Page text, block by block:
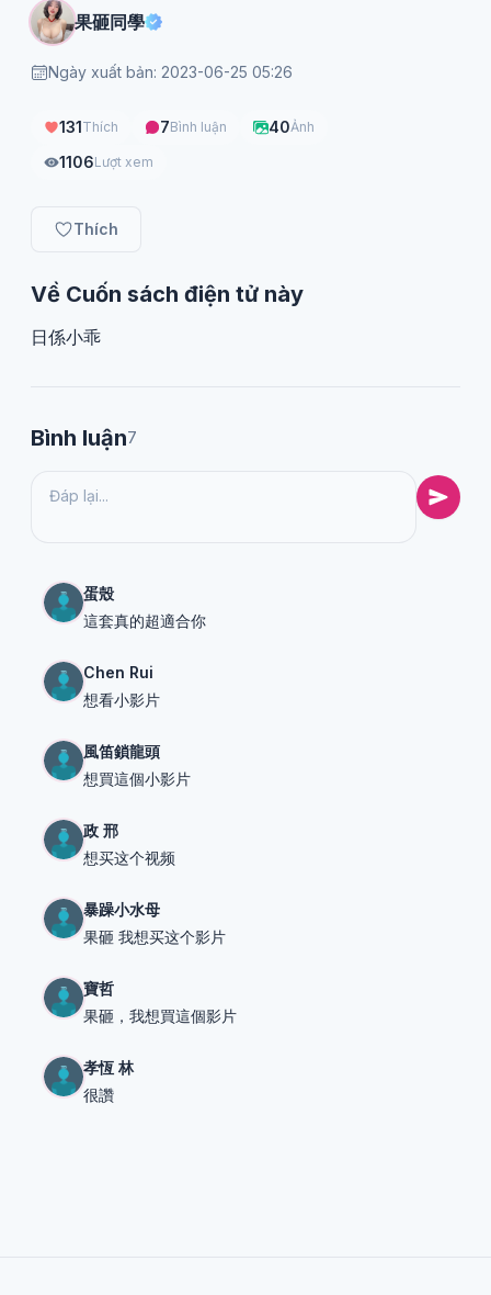
果砸同學
Ngày xuất bản: 2023-06-25 05:26
131Thích 7Bình luận 40Ảnh
1106Lượt xem
Thích
Về Cuốn sách điện tử này
日係小乖
Bình luận7
蛋殼
這套真的超適合你
Chen Rui
想看小影片
風笛鎖龍頭
想買這個小影片
政 邢
想买这个视频
暴躁小水母
果砸 我想买这个影片
寶哲
果砸，我想買這個影片
孝恆 林
很讚